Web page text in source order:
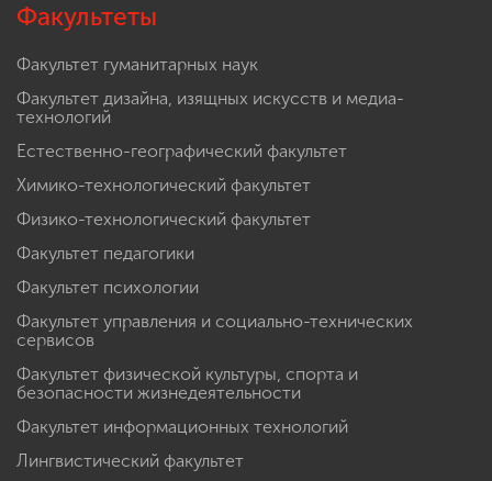
Факультеты
Факультет гуманитарных наук
Факультет дизайна, изящных искусств и медиа-
технологий
Естественно-географический факультет
Химико-технологический факультет
Физико-технологический факультет
Факультет педагогики
Факультет психологии
Факультет управления и социально-технических
сервисов
Факультет физической культуры, спорта и
безопасности жизнедеятельности
Факультет информационных технологий
Лингвистический факультет